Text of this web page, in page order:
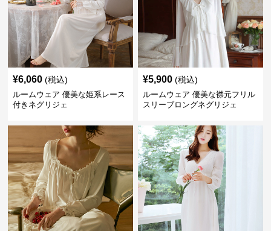
¥6,060 (税込)
ルームウェア 優美な姫系レース
付きネグリジェ
¥5,900 (税込)
ルームウェア 優美な襟元フリル
スリーブロングネグリジェ